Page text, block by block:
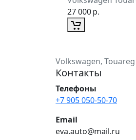
27 000р.
Volkswagen,
Контакты
Телефоны
+7 905 050-50-70
Email
eva.auto@mail.ru